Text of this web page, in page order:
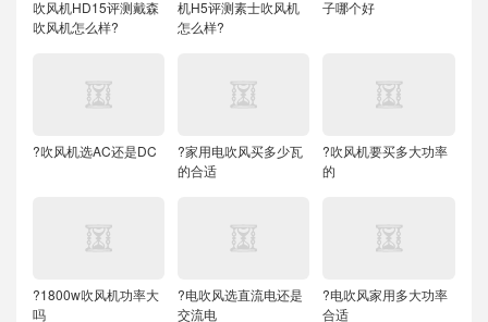
吹风机HD15评测戴森
吹风机怎么样?
机H5评测素士吹风机
怎么样?
子哪个好
?吹风机选AC还是DC
?家用电吹风买多少瓦
的合适
?吹风机要买多大功率
的
?1800w吹风机功率大
吗
?电吹风选直流电还是
交流电
?电吹风家用多大功率
合适